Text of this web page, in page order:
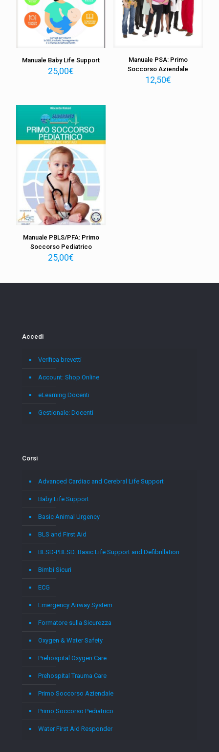
Manuale Baby Life Support
25,00€
Manuale PSA: Primo
Soccorso Aziendale
12,50€
Manuale PBLS/PFA: Primo
Soccorso Pediatrico
25,00€
Accedi
Verifica brevetti
Account: Shop Online
eLearning Docenti
Gestionale: Docenti
Corsi
Advanced Cardiac and Cerebral Life Support
Baby Life Support
Basic Animal Urgency
BLS and First Aid
BLSD-PBLSD: Basic Life Support and Defibrillation
Bimbi Sicuri
ECG
Emergency Airway System
Formatore sulla Sicurezza
Oxygen & Water Safety
Prehospital Oxygen Care
Prehospital Trauma Care
Primo Soccorso Aziendale
Primo Soccorso Pediatrico
Water First Aid Responder